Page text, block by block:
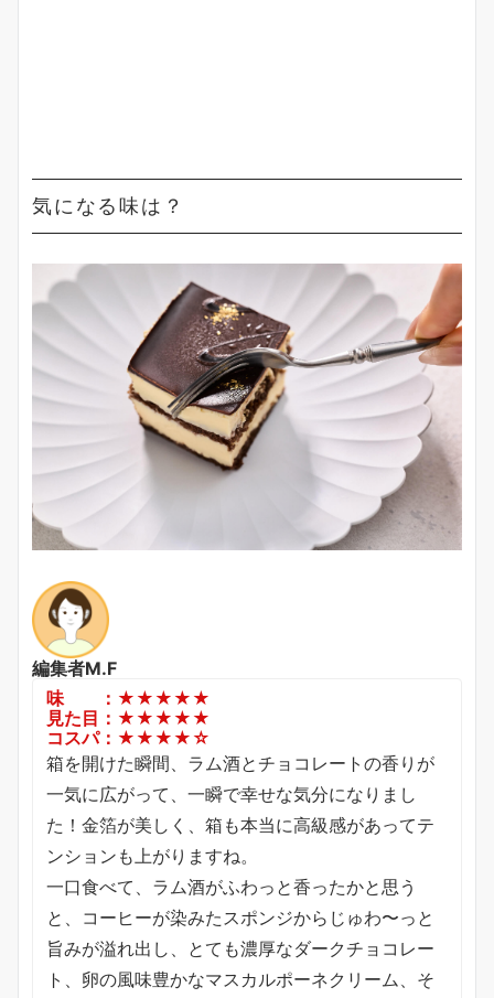
気になる味は？
編集者M.F
味 ：★★★★★
見た目：★★★★★
コスパ：★★★★☆
箱を開けた瞬間、ラム酒とチョコレートの香りが
一気に広がって、一瞬で幸せな気分になりまし
た！金箔が美しく、箱も本当に高級感があってテ
ンションも上がりますね。
一口食べて、ラム酒がふわっと香ったかと思う
と、コーヒーが染みたスポンジからじゅわ〜っと
旨みが溢れ出し、とても濃厚なダークチョコレー
ト、卵の風味豊かなマスカルポーネクリーム、そ